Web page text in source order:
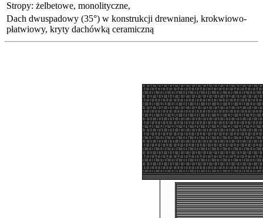
Stropy: żelbetowe, monolityczne,
Dach dwuspadowy (35°) w konstrukcji drewnianej, krokwiowo-
płatwiowy, kryty dachówką ceramiczną